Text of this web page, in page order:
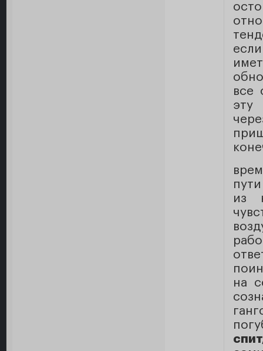
все
эту
из
на